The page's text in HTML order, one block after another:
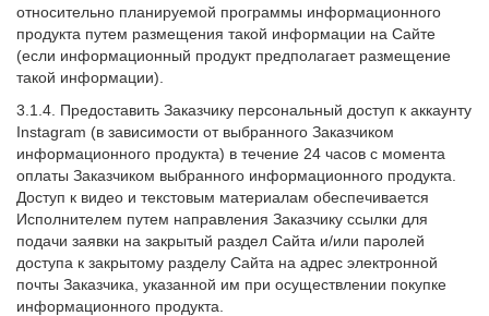
относительно планируемой программы информационного
продукта путем размещения такой информации на Сайте
(если информационный продукт предполагает размещение
такой информации).
3.1.4. Предоставить Заказчику персональный доступ к аккаунту
Instagram (в зависимости от выбранного Заказчиком
информационного продукта) в течение 24 часов с момента
оплаты Заказчиком выбранного информационного продукта.
Доступ к видео и текстовым материалам обеспечивается
Исполнителем путем направления Заказчику ссылки для
подачи заявки на закрытый раздел Сайта и/или паролей
доступа к закрытому разделу Сайта на адрес электронной
почты Заказчика, указанной им при осуществлении покупке
информационного продукта.